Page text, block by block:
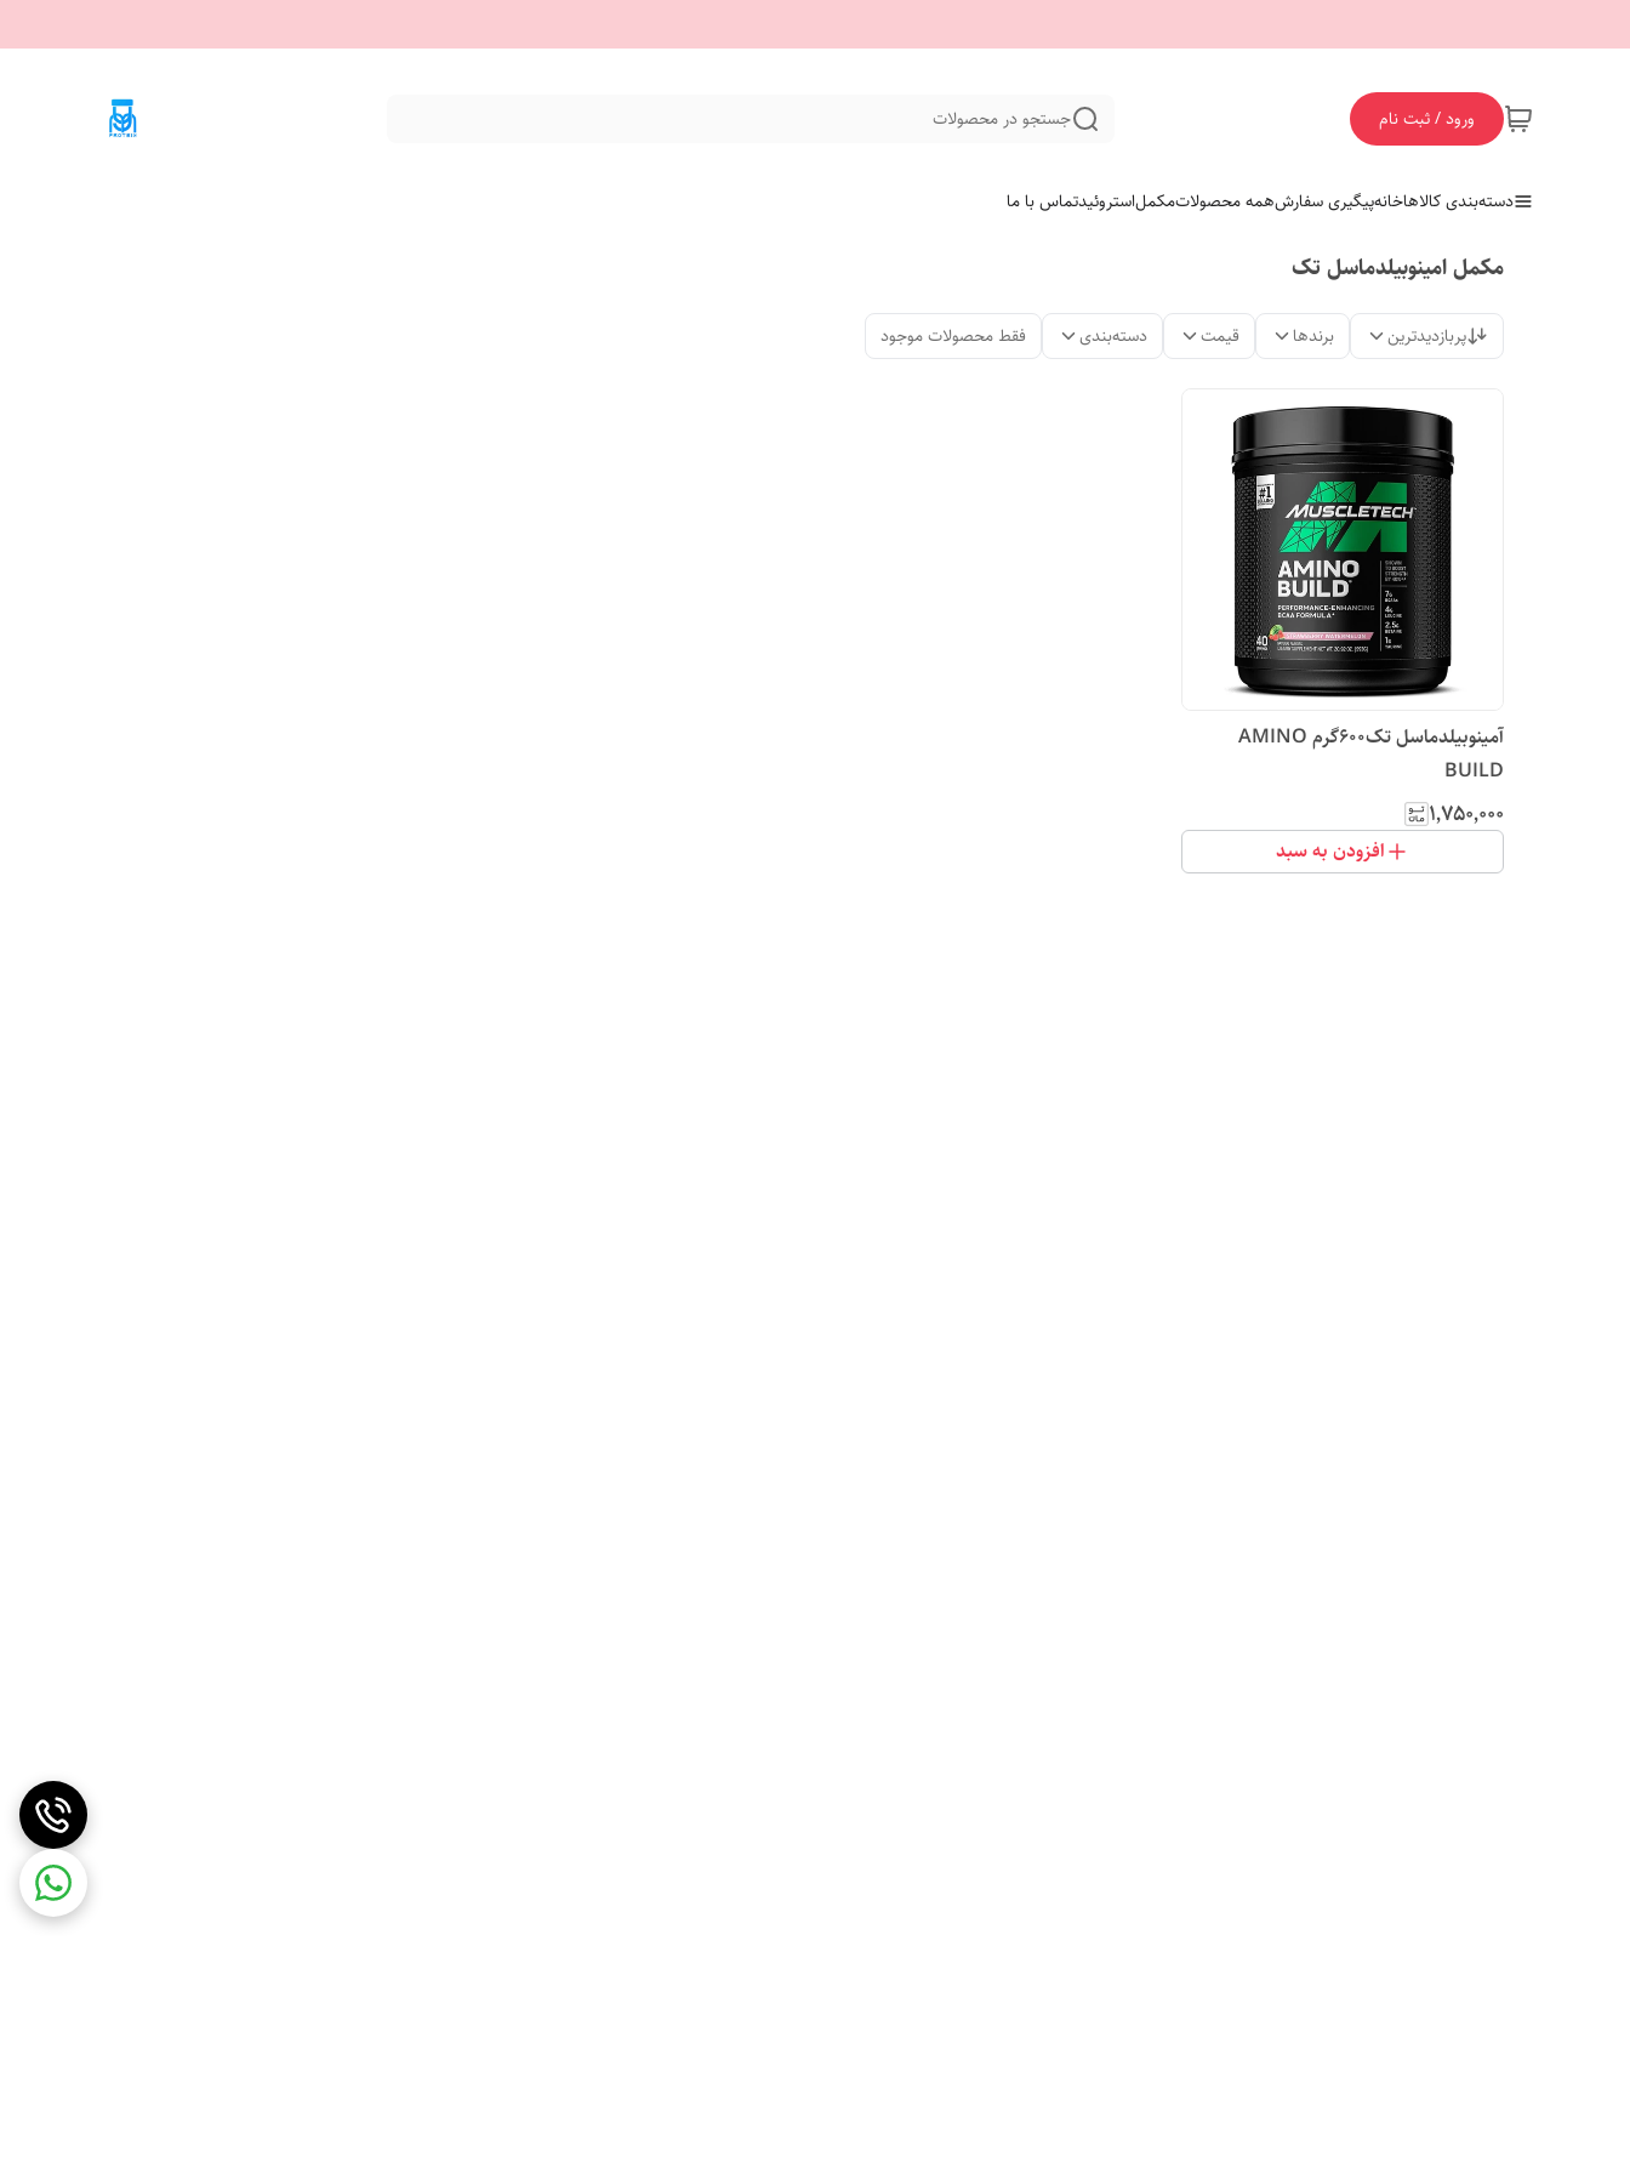
ورود / ثبت نام جستجو در محصولات
دسته‌بندی کالاهاخانهپیگیری سفارشهمه محصولاتمکملاستروئیدتماس با ما
مکمل امینوبیلدماسل تک
پربازدیدترین برندها قیمت دسته‌بندی فقط محصولات موجود
آمینوبیلدماسل تک600گرم AMINO
BUILD
۱٬۷۵۰٬۰۰۰
افزودن به سبد